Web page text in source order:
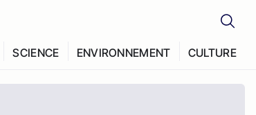
SCIENCE ENVIRONNEMENT CULTURE